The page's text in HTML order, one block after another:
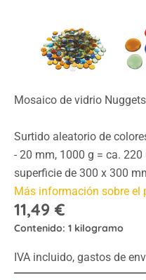
Mosaico de vidrio Nuggets
Surtido aleatorio de
- 20 mm, 1000 g = ca.
superficie de 300 x 300
Más información sobre el
11,49 €
Contenido: 1 kilogramo
IVA incluido, gastos de